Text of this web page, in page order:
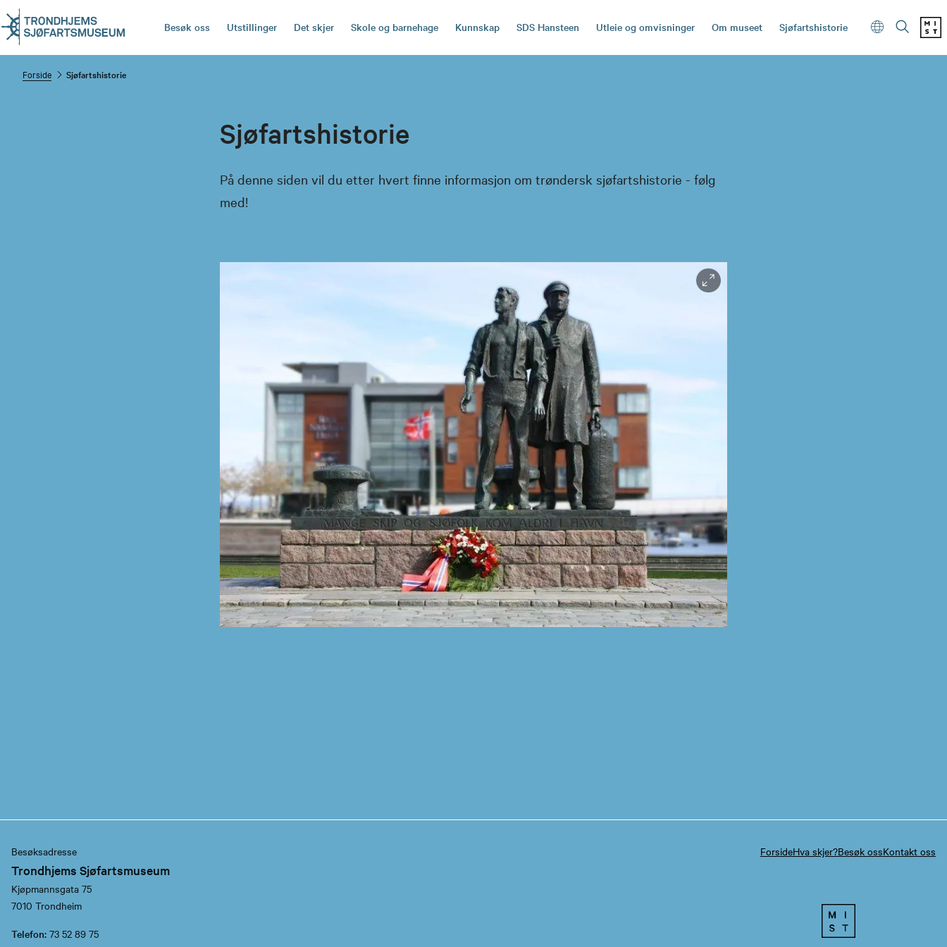
Besøk oss Utstillinger Det skjer Skole og barnehage Kunnskap SDS Hansteen Utleie og omvisninger Om museet Sjøfartshistorie
Forside Sjøfartshistorie
Sjøfartshistorie
På denne siden vil du etter hvert finne informasjon om trøndersk sjøfartshistorie - følg
med!
ForsideHva skjer?Besøk ossKontakt oss
Besøksadresse
Trondhjems Sjøfartsmuseum
Kjøpmannsgata 75
7010 Trondheim
Telefon: 73 52 89 75